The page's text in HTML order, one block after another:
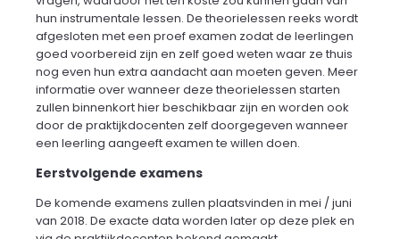
hun instrumentale lessen. De theorielessen reeks wordt
afgesloten met een proef examen zodat de leerlingen
goed voorbereid zijn en zelf goed weten waar ze thuis
nog even hun extra aandacht aan moeten geven. Meer
informatie over wanneer deze theorielessen starten
zullen binnenkort hier beschikbaar zijn en worden ook
door de praktijkdocenten zelf doorgegeven wanneer
een leerling aangeeft examen te willen doen.
Eerstvolgende examens
De komende examens zullen plaatsvinden in mei / juni
van 2018. De exacte data worden later op deze plek en